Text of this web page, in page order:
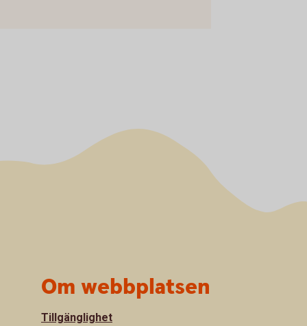
Om webbplatsen
Tillgänglighet